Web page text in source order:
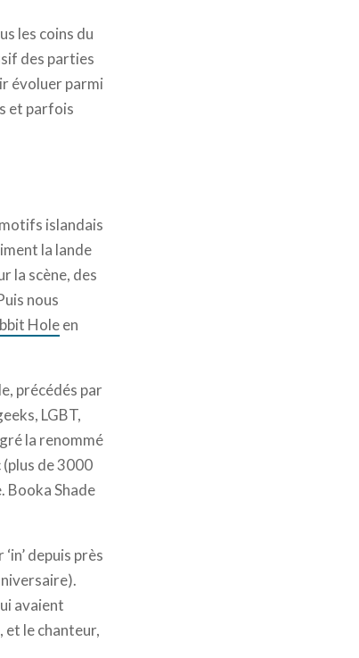
les coins du
des parties
évoluer parmi
et parfois
islandais
la lande
la scène, des
nous
Holeen
précédés par
LGBT,
la renommé
de 3000
Booka Shade
depuis près
avaient
et le chanteur,